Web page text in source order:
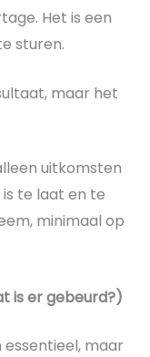
Het is een
sturen.
maar het
uitkomsten
te laat en te
minimaal op
is er gebeurd?)
essentieel, maar